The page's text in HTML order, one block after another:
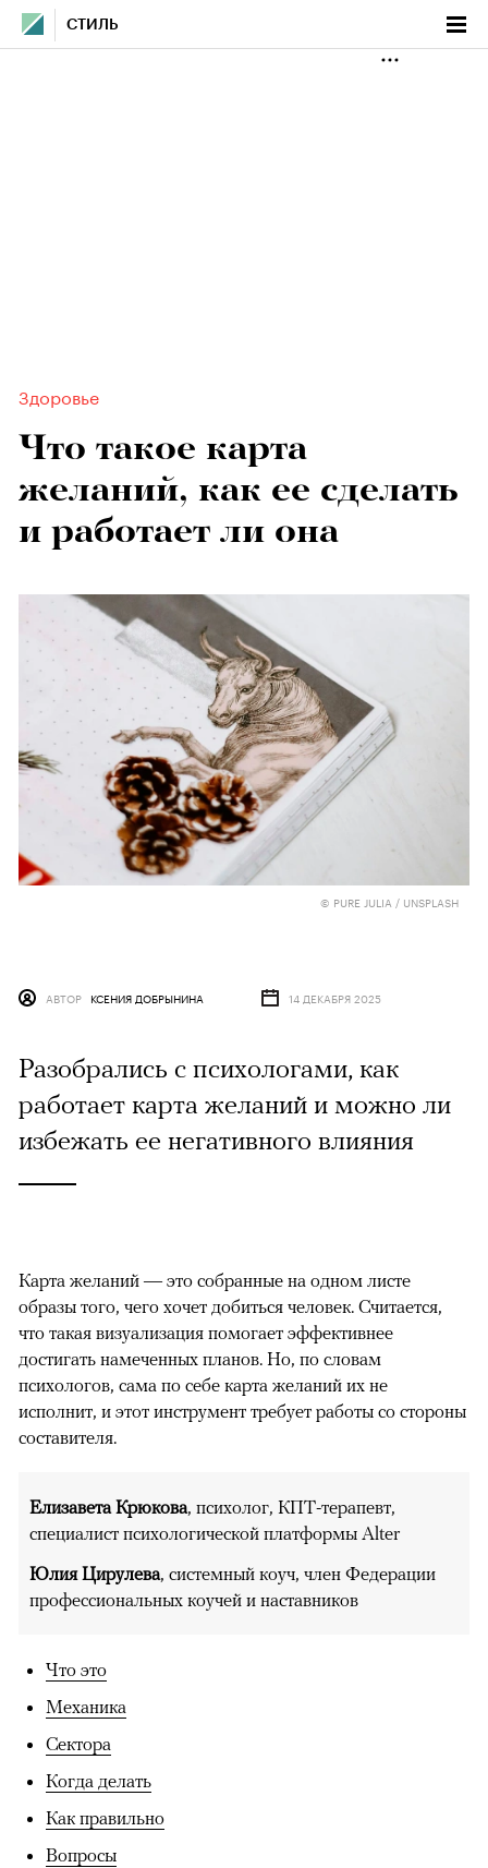
СТИЛЬ
Здоровье
Что такое карта
желаний, как ее сделать
и работает ли она
© PURE JULIA / UNSPLASH
АВТОР КСЕНИЯ ДОБРЫНИНА 14 ДЕКАБРЯ 2025
Разобрались с психологами, как
работает карта желаний и можно ли
избежать ее негативного влияния
Карта желаний — это собранные на одном листе
образы того, чего хочет добиться человек. Считается,
что такая визуализация помогает эффективнее
достигать намеченных планов. Но, по словам
психологов, сама по себе карта желаний их не
исполнит, и этот инструмент требует работы со стороны
составителя.
Елизавета Крюкова, психолог, КПТ-терапевт,
специалист психологической платформы Alter
Юлия Цирулева, системный коуч, член Федерации
профессиональных коучей и наставников
Что это
Механика
Сектора
Когда делать
Как правильно
Вопросы